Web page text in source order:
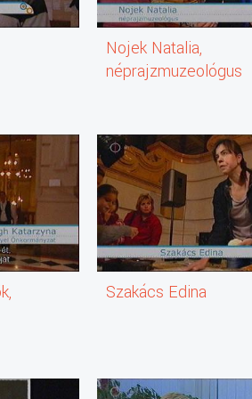
100. évfordulóját. A
ÖNKORMÁNYZAT
Nojek Natalia,
néprajzmuzeológus
Szakács Edina